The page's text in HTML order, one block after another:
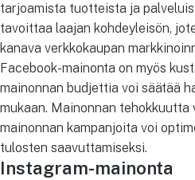
tarjoamista tuotteista ja
tavoittaa laajan kohdeyleisön,
kanava verkkokaupan
Facebook-mainonta on myös
mainonnan budjettia voi säätää
mukaan. Mainonnan
mainonnan kampanjoita voi
tulosten saavuttamiseksi.
Instagram-mainonta